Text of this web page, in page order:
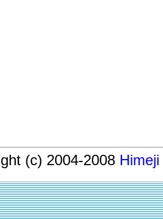
(c) 2004-2008